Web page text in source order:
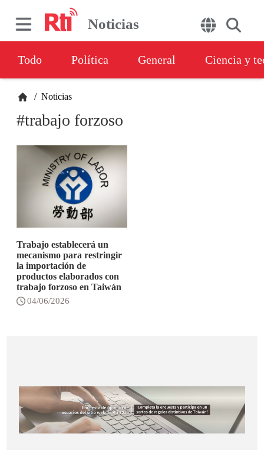
Noticias
Todo Política General Ciencia y
/ Noticias
#trabajo forzoso
Trabajo establecerá un
mecanismo para restringir
la importación de
productos elaborados con
trabajo forzoso en Taiwán
04/06/2026